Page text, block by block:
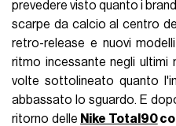
prevedere visto quanto i
scarpe da calcio al centro
retro-release e nuovi
ritmo incessante negli ultimi
volte sottolineato quanto
abbassato lo sguardo. E
ritorno delle Nike Total90